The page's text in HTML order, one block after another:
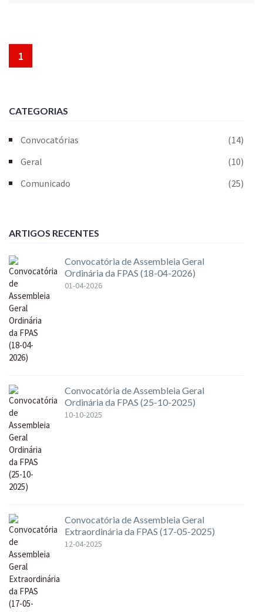
1
CATEGORIAS
Convocatórias
(14)
Geral
(10)
Comunicado
(25)
ARTIGOS RECENTES
Convocatória de Assembleia Geral
Ordinária da FPAS (18-04-2026)
01-04-2026
Convocatória de Assembleia Geral
Ordinária da FPAS (25-10-2025)
10-10-2025
Convocatória de Assembleia Geral
Extraordinária da FPAS (17-05-2025)
12-04-2025